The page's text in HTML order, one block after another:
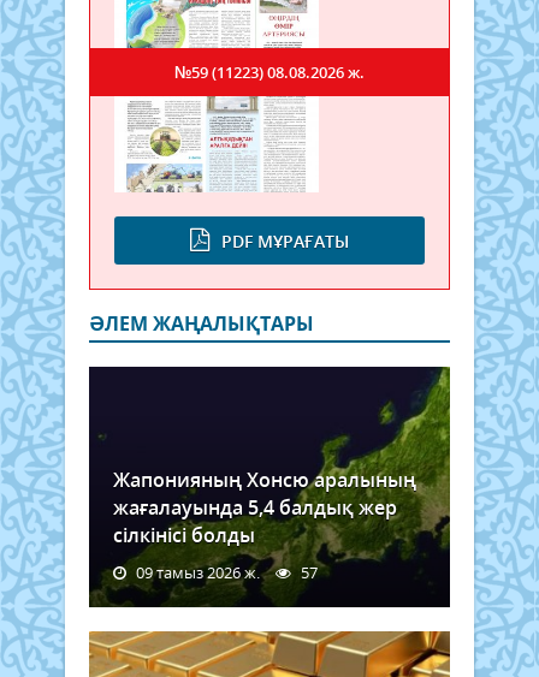
PDF МҰРАҒАТЫ
№59 (11223)08.08.2026 ж.
ӘЛЕМ ЖАҢАЛЫҚТАРЫ
Жапонияның Хонсю аралының
жағалауында 5,4 балдық жер
сілкінісі болды
09 тамыз 2026 ж. 57